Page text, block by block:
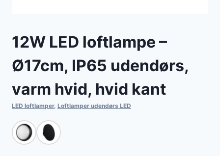
12W LED loftlampe –
Ø17cm, IP65 udendørs,
varm hvid, hvid kant
LED loftlamper, Loftlamper udendørs LED